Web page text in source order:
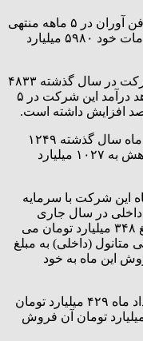
بر اساس این گزارش شرکت پتروشیمی فن آوران در ۵ ماهه منتهی
به مرداد ۱۴۰۴ از فروش محصولات و خدمات خود ۵۹۸۰ میلیارد
این در حالیست که فروش ۵ ماهه این شرکت در سال گذشته ۴۸۳۳
میلیارد تومان بود. بررسی ها نشان می دهد درآمد این شرکت در ۵
گفتنی است فروش این شرکت در مرداد ماه سال گذشته ۱۲۴۹
میلیارد تومان بود که با حدود ۱۸ درصد کاهش به ۱۰۲۷ میلیارد
این شرکت با سرمایه
فروش داخلی در سال جاری
مربوط به درآمد تعهد پذیره نویسی به مبلغ ۳۴۸ میلیارد تومان می
متانول (داخلی) به مبلغ
این ماه به خود
گفتنی است از مجموع فروش این در مرداد ماه ۴۲۹ میلیارد تومان
مربوط به فروش داخلی و حدود ۵۹۸ میلیارد تومان آن فروش